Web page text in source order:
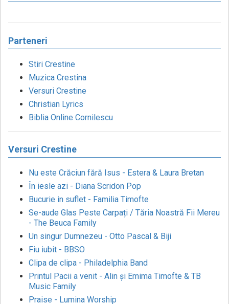
Parteneri
Stiri Crestine
Muzica Crestina
Versuri Crestine
Christian Lyrics
Biblia Online Cornilescu
Versuri Crestine
Nu este Crăciun fără Isus - Estera & Laura Bretan
În iesle azi - Diana Scridon Pop
Bucurie in suflet - Familia Timofte
Se-aude Glas Peste Carpați / Tăria Noastră Fii Mereu
- The Beuca Family
Un singur Dumnezeu - Otto Pascal & Biji
Fiu iubit - BBSO
Clipa de clipa - Philadelphia Band
Printul Pacii a venit - Alin și Emima Timofte & TB
Music Family
Praise - Lumina Worship